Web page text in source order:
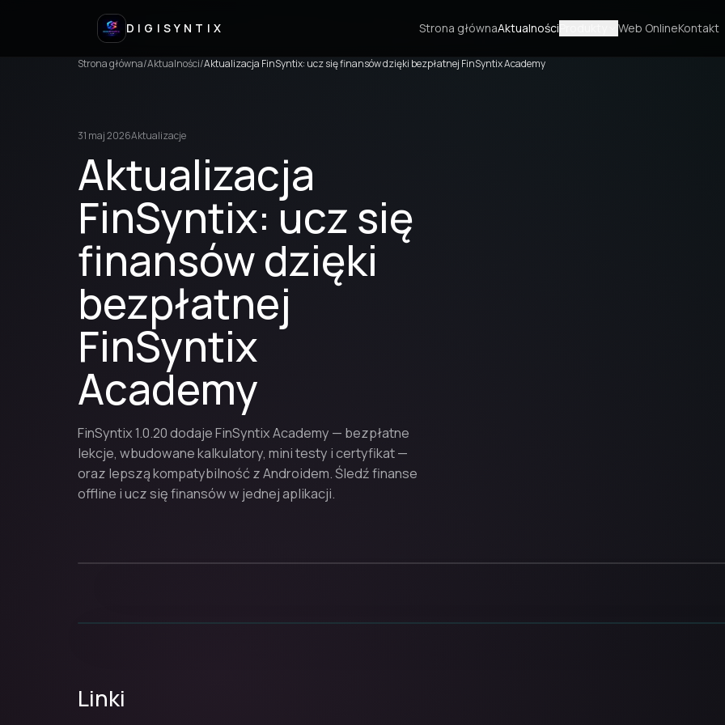
DIGISYNTIX Strona głównaAktualności Web OnlineKontakt
Strona główna/Aktualności/Aktualizacja FinSyntix: ucz się finansów dzięki bezpłatnej FinSyntix Academy
31 maj 2026Aktualizacje
Aktualizacja
FinSyntix: ucz się
finansów dzięki
bezpłatnej
FinSyntix
Academy
FinSyntix 1.0.20 dodaje FinSyntix Academy — bezpłatne
lekcje, wbudowane kalkulatory, mini testy i certyfikat —
oraz lepszą kompatybilność z Androidem. Śledź finanse
offline i ucz się finansów w jednej aplikacji.
Linki